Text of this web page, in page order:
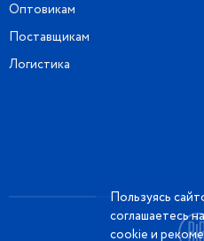
Оптовикам
Поставщикам
Логистика
Пользуясь
соглашаетесь
cookie и